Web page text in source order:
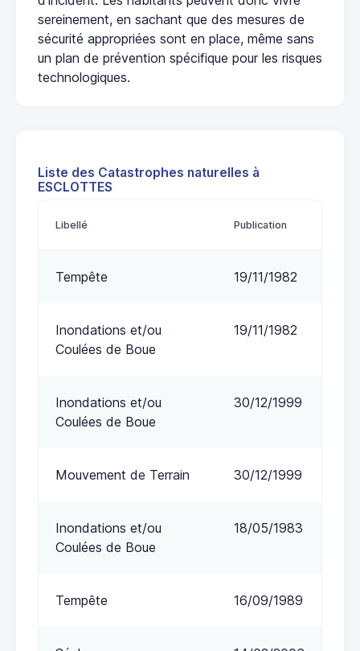
sereinement, en sachant que des mesures de
sécurité appropriées sont en place, même sans
un plan de prévention spécifique pour les risques
technologiques.
Liste des Catastrophes naturelles à
ESCLOTTES
Libellé Publication
Tempête 19/11/1982
Inondations et/ou
Coulées de Boue
19/11/1982
Inondations et/ou
Coulées de Boue
30/12/1999
Mouvement de Terrain 30/12/1999
Inondations et/ou
Coulées de Boue
18/05/1983
Tempête 16/09/1989